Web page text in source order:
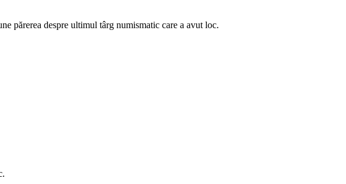
părerea despre ultimul târg numismatic care a avut loc.